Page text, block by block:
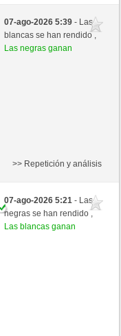
07-ago-2026 5:39- Las
blancas se han rendido ,
Las negras ganan
>> Repetición y análisis
07-ago-2026 5:21- Las
negras se han rendido ,
Las blancas ganan